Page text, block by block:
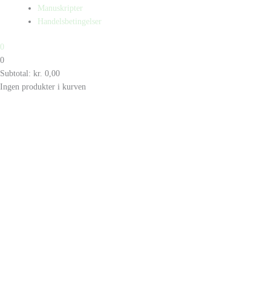
Manuskripter
Handelsbetingelser
0
0
Subtotal: kr. 0,00
Ingen produkter i kurven